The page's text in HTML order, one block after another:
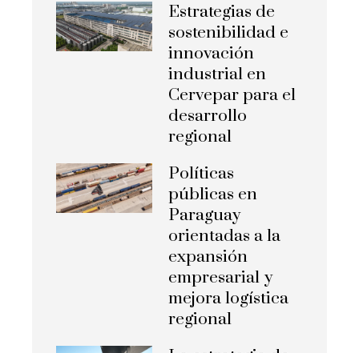
Estrategias de
sostenibilidad e
innovación
industrial en
Cervepar para el
desarrollo
regional
Políticas
públicas en
Paraguay
orientadas a la
expansión
empresarial y
mejora logística
regional